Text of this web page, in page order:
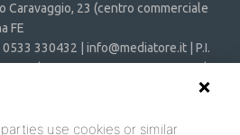
Caravaggio, 23 (centro commerciale
FE
0533 330432 info@mediatore.it | P.I.
| CIN: IT038006B4SVSM6JCV |
use cookies or similar